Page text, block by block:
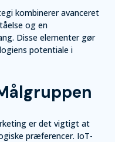
kombinerer avanceret
og en
Disse elementer gør
potentiale i
er det vigtigt at
præferencer. IoT-